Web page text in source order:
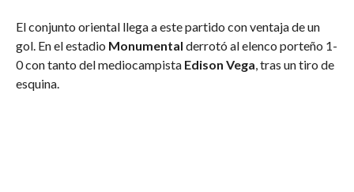
El conjunto oriental llega a este partido con ventaja de un
gol. En el estadio Monumental derrotó al elenco porteño 1-
0 con tanto del mediocampista Edison Vega, tras un tiro de
esquina.